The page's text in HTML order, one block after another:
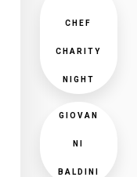
CHEF
CHARITY
NIGHT
GIOVAN
NI
BALDINI